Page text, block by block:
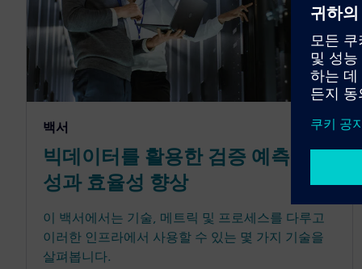
백서
빅데이터를 활용한 검증 예측 가능
성과 효율성 향상
이 백서에서는 기술, 메트릭 및 프로세스를 다루고
이러한 인프라에서 사용할 수 있는 몇 가지 기술을
살펴봅니다.